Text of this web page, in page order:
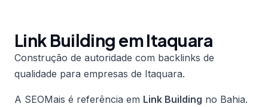
Link Building em Itaquara
Construção de autoridade com backlinks de
qualidade para empresas de Itaquara.
A SEOMais é referência em Link Building no Bahia.